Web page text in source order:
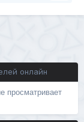
онлайн
просматривает